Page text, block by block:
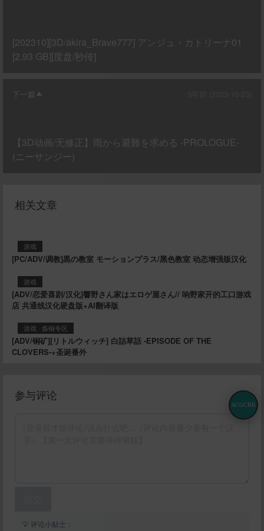
[202310][3D/akira_Brave777] アンジュ・カトリーナ01
[2.93 GB][度盘/秒传]
下一篇
【3D动画/无修正】雨から避難を求める -PROLOGUE-
(ニーサンジー)
相关文章
游戏
[PC/ADV/调教]黒の教室 モーションプラス/黑色教室 动态增强版汉化
游戏
[ADV/恋爱喜剧/汉化]響野さん家はエロゲ屋さん// 响野家开的工口游戏
店 共通线汉化硬盘版+AI翻译版
游戏 · 炼铜专区
[ADV/铜矿][リトルウィッチ] 白詰草話 -EPISODE OF THE
CLOVERS-+圣诞番外
参与评论
💡 评论小贴士：
ACGCBK